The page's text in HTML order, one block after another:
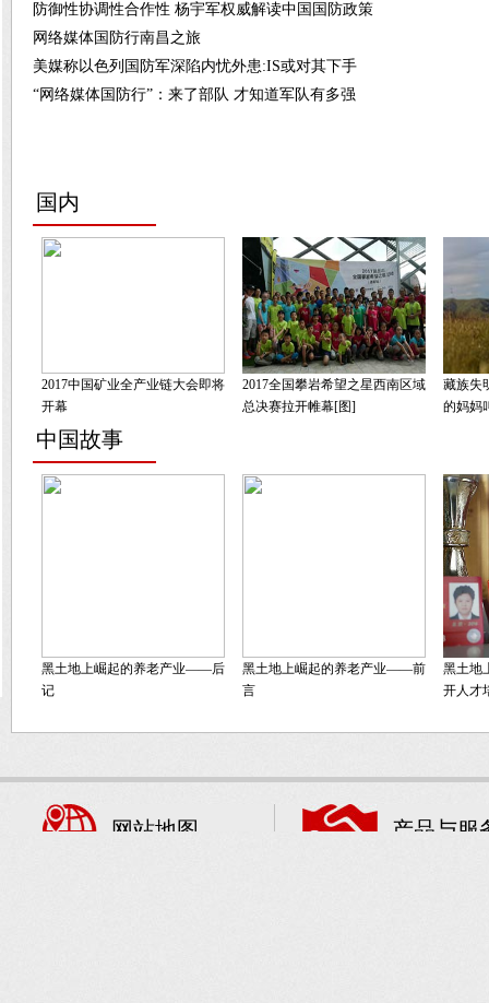
防御性协调性合作性 杨宇军权威解读中国国防政策
网络媒体国防行南昌之旅
美媒称以色列国防军深陷内忧外患:IS或对其下手
“网络媒体国防行”：来了部队 才知道军队有多强